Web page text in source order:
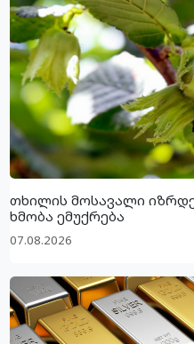
თხილის მოსავალი
ხმობა ემუქრება
07.08.2026